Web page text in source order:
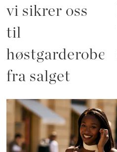
vi sikrer oss
til
høstgarderoben
fra salget